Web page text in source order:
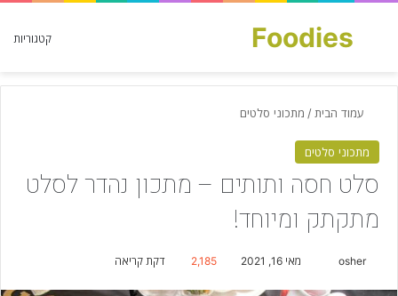
קטגוריות Foodies
חפש עבור
עמוד הבית / מתכוני סלטים
מתכוני סלטים
סלט חסה ותותים – מתכון נהדר לסלט
מתקתק ומיוחד!
osher מאי 16, 2021 2,185 דקת קריאה